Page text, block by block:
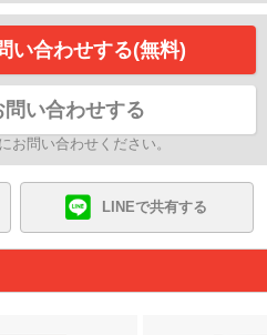
い合わせする(無料)
問い合わせする
お問い合わせください。
LINEで共有する